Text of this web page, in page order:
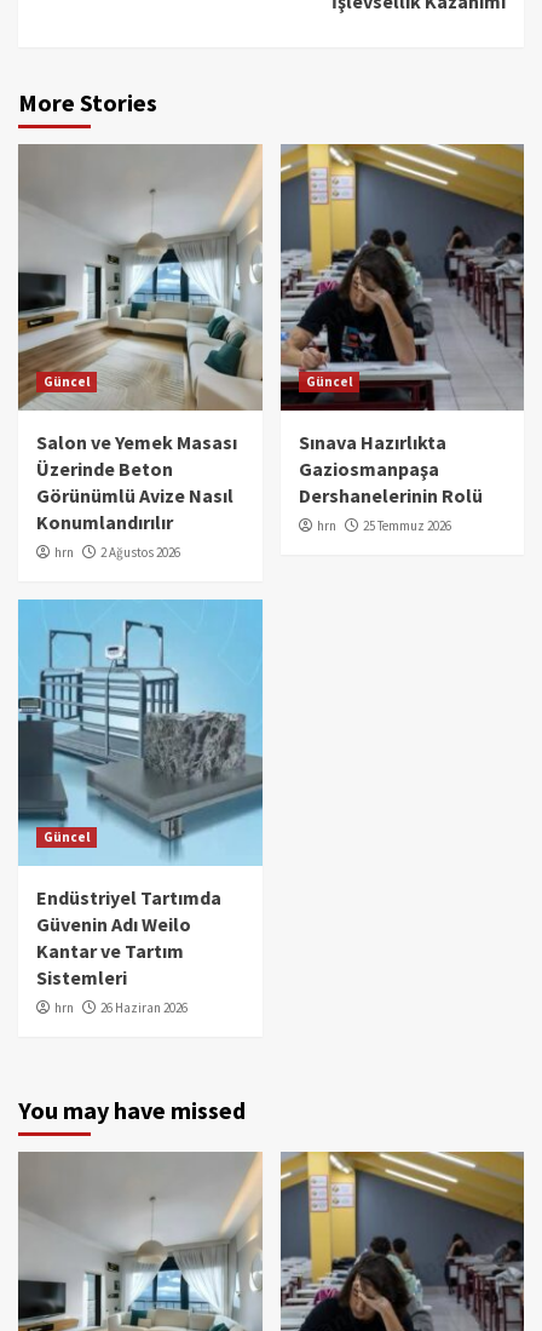
More Stories
Güncel
Salon ve Yemek Masası
Üzerinde Beton
Görünümlü Avize Nasıl
Konumlandırılır
hrn 2 Ağustos 2026
Güncel
Sınava Hazırlıkta
Gaziosmanpaşa
Dershanelerinin Rolü
hrn 25 Temmuz 2026
Güncel
Endüstriyel Tartımda
Güvenin Adı Weilo
Kantar ve Tartım
Sistemleri
hrn 26 Haziran 2026
You may have missed